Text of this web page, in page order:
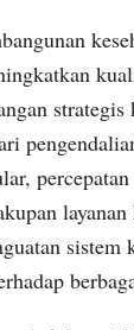
strategis
layanan
sistem